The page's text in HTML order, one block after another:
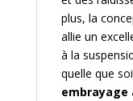
plus, la
allie un
à la
quelle que
embrayage